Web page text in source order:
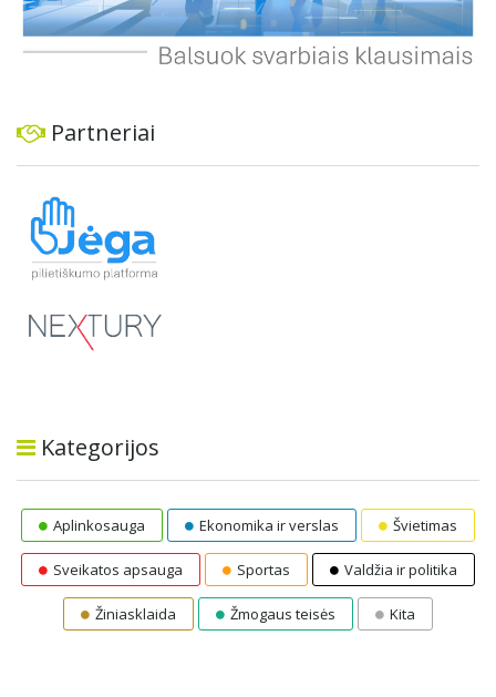
Partneriai
Kategorijos
Aplinkosauga Ekonomika ir verslas Švietimas
Sveikatos apsauga Sportas Valdžia ir politika
Žiniasklaida Žmogaus teisės Kita